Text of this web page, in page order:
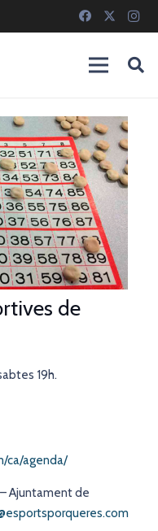
de
19h.
ca/agenda/
Ajuntament de